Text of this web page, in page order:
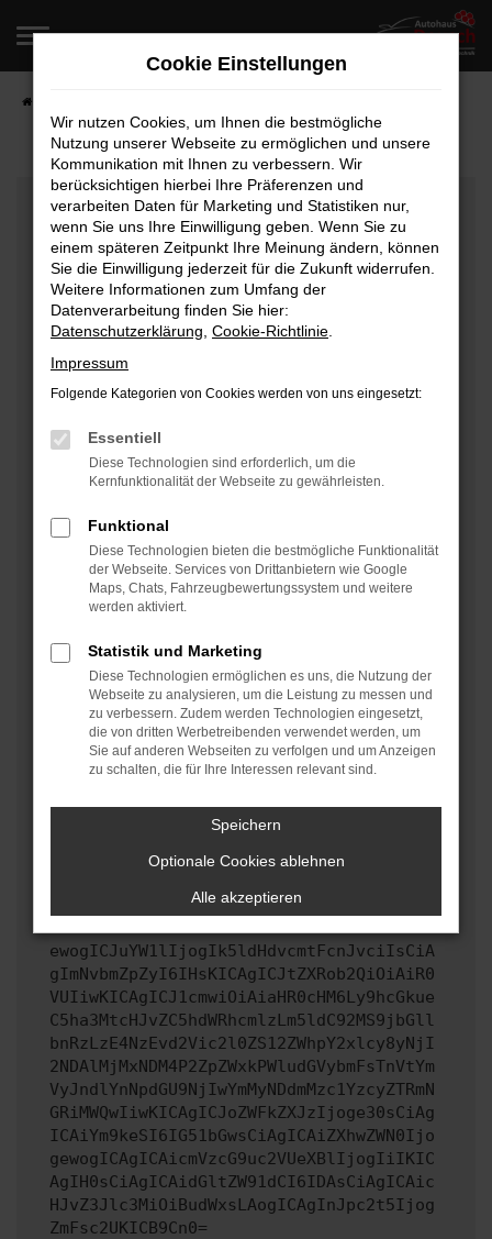
Zum
springen
Fehler: Network Error
Beim Laden ist ein Fehler aufgetreten.
Hier sind ein paar Tipps, die dir helfen können:
Überprüfe deine Firewall und deine
Internetverbindung.
Laden andere Webseiten, zum Beispiel deine
Manche Erweiterungen, wie Werbeblocker, können
das Laden bestimmter Seiten verhindern.
Funktioniert die Seite in einem anderen Browser
Starte dein Gerät neu.
Das kann manchmal helfen, vorübergehende
Probleme zu beheben.
Betriebssystem auf dem neuesten Stand sind.
Veraltete Software birgt nicht nur ein
Sicherheitsrisiko, sondern kann auch dazu führen,
dass bestimmte Funktionen nicht mehr unterstützt
werden.
Wende dich an den Webseitenbetreiber.
Wenn du alle oben genannten Schritte versucht hast,
kontaktiere uns bitte. Wir werden versuchen, das
Problem zu beheben. Du kannst uns diesen Text
schicken, um uns bei der Fehlersuche zu
ewogICJuYW1lIjogIk5ldHdvcmtFcnJvciIsCiA
gImNvbmZpZyI6IHsKICAgICJtZXRob2QiOiAiR0
VUIiwKICAgICJ1cmwiOiAiaHR0cHM6Ly9hcGkue
C5ha3MtcHJvZC5hdWRhcmlzLm5ldC92MS9jbGll
bnRzLzE4NzEvd2Vic2l0ZS12ZWhpY2xlcy8yNjI
2NDAlMjMxNDM4P2ZpZWxkPWludGVybmFsTnVtYm
VyJndlYnNpdGU9NjIwYmMyNDdmMzc1YzcyZTRmN
GRiMWQwIiwKICAgICJoZWFkZXJzIjoge30sCiAg
ICAiYm9keSI6IG51bGwsCiAgICAiZXhwZWN0Ijo
gewogICAgICAicmVzcG9uc2VUeXBlIjogIiIKIC
AgIH0sCiAgICAidGltZW91dCI6IDAsCiAgICAic
HJvZ3Jlc3MiOiBudWxsLAogICAgInJpc2t5Ijog
ZmFsc2UKICB9Cn0=
Cookie Einstellungen
Wir nutzen Cookies, um Ihnen die bestmögliche
Nutzung unserer Webseite zu ermöglichen und unsere
Kommunikation mit Ihnen zu verbessern. Wir
berücksichtigen hierbei Ihre Präferenzen und
verarbeiten Daten für Marketing und Statistiken nur,
wenn Sie uns Ihre Einwilligung geben. Wenn Sie zu
einem späteren Zeitpunkt Ihre Meinung ändern, können
Sie die Einwilligung jederzeit für die Zukunft widerrufen.
Weitere Informationen zum Umfang der
Datenverarbeitung finden Sie hier:
Datenschutzerklärung Cookie-Richtlinie
Impressum
Folgende Kategorien von Cookies werden von uns eingesetzt:
Essentiell
Diese Technologien sind erforderlich, um die
Kernfunktionalität der Webseite zu gewährleisten.
Funktional
Diese Technologien bieten die bestmögliche Funktionalität
der Webseite. Services von Drittanbietern wie Google
Maps, Chats, Fahrzeugbewertungssystem und weitere
werden aktiviert.
Statistik und Marketing
Diese Technologien ermöglichen es uns, die Nutzung der
Webseite zu analysieren, um die Leistung zu messen und
zu verbessern. Zudem werden Technologien eingesetzt,
die von dritten Werbetreibenden verwendet werden, um
Sie auf anderen Webseiten zu verfolgen und um Anzeigen
zu schalten, die für Ihre Interessen relevant sind.
Speichern
Optionale Cookies ablehnen
Alle akzeptieren